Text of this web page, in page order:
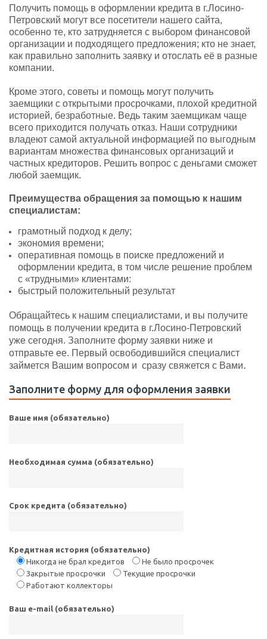
Получить помощь в оформлении кредита в г.Лосино-
Петровский могут все посетители нашего сайта,
особенно те, кто затрудняется с выбором финансовой
организации и подходящего предложения; кто не знает,
как правильно заполнить заявку и отослать её в разные
компании.
Кроме этого, советы и помощь могут получить
заемщики с открытыми просрочками, плохой кредитной
историей, безработные. Ведь таким заемщикам чаще
всего приходится получать отказ. Наши сотрудники
владеют самой актуальной информацией по выгодным
вариантам множества финансовых организаций и
частных кредиторов. Решить вопрос с деньгами сможет
любой заемщик.
Преимущества обращения за помощью к нашим
специалистам:
грамотный подход к делу;
экономия времени;
оперативная помощь в поиске предложений и
оформлении кредита, в том числе решение проблем
с «трудными» клиентами:
быстрый положительный результат
Обращайтесь к нашим специалистами, и вы получите
помощь в получении кредита в г.Лосино-Петровский
уже сегодня. Заполните форму заявки ниже и
отправьте ее. Первый освободившийся специалист
займется Вашим вопросом и сразу свяжется с Вами.
Заполните форму для оформления заявки
Ваше имя (обязательно)
Необходимая сумма (обязательно)
Срок кредита (обязательно)
Кредитная история (обязательно)
Никогда не брал кредитов
Не было просрочек
Закрытые просрочки
Текущие просрочки
Работают коллекторы
Ваш e-mail (обязательно)